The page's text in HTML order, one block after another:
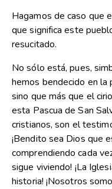
Hagamos de caso que
que significa este
resucitado.
No sólo está, pues,
hemos bendecido en la
sino que más que el
esta Pascua de San
cristianos, son el
¡Bendito sea Dios que
comprendiendo cada
sigue viviendo! ¡La
historia! ¡Nosotros